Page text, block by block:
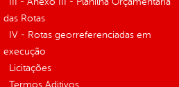
das Rotas
IV - Rotas georreferenciadas em
execução
Licitações
Termos Aditivos